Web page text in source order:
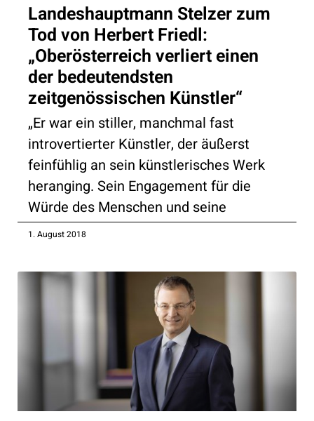
Landeshauptmann Stelzer zum
Tod von Herbert Friedl:
„Oberösterreich verliert einen
der bedeutendsten
zeitgenössischen Künstler“
„Er war ein stiller, manchmal fast
introvertierter Künstler, der äußerst
feinfühlig an sein künstlerisches Werk
heranging. Sein Engagement für die
Würde des Menschen und seine
1. August 2018